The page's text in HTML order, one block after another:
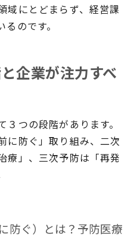
域にとどまらず、経営課
のです。
企業が注力すべ
つの段階があります。
に防ぐ」取り組み、二次
療」、三次予防は「再発
防ぐ）とは？予防医療